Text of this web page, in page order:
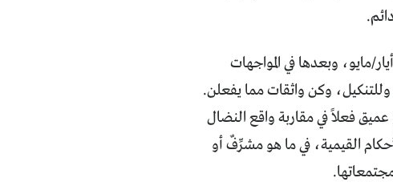
مايو، وبعدها في المواجهات
وللتنكيل، وكن واثقات مما يفعلن.
فعلاً في مقاربة واقع النضال
القيمية، في ما هو مشرِّفٌ أو